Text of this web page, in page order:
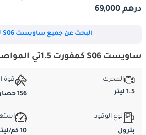
درهم 69,000
البحث عن جميع ساويست S06 للبيع
ساويست S06 كمفورت 1.5تي المواصفات الأساسية
المحرك
1.5 ليتر
قوة
156 حصان
نوع الوقود
بترول 10 كم/ليتر